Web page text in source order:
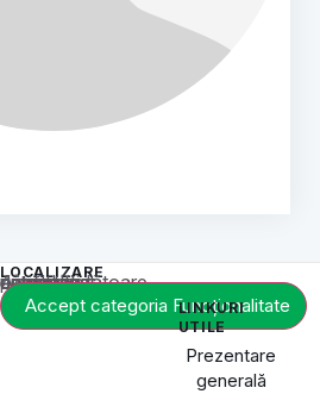
LOCALIZARE
Acest conținut este blocat până când acceptați categoria corespunzătoare de cookie-uri.
Accept categoria Funcționalitate
LINKURI
UTILE
Prezentare
generală